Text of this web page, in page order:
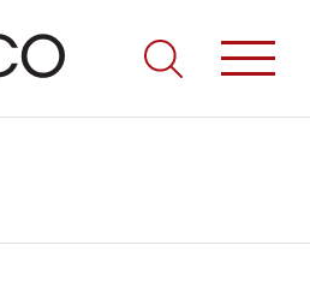
os Médicos. Onde as notícias
se passa na Saúde!